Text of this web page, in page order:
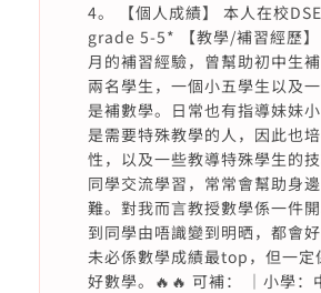
4。 【個人成績】 本人在校
grade 5-5* 【教學/補習經歷】
月的補習經驗，曾幫助初中生
兩名學生，一個小五學生以及
是補數學。日常也有指導妹妹
是需要特殊教學的人，因此也
性，以及一些教導特殊學生的
同學交流學習，常常會幫助身
難。對我而言教授數學係一件
到同學由唔識變到明晒，都會
未必係數學成績最top，但一定
好數學。🔥🔥 可補： ｜小學：